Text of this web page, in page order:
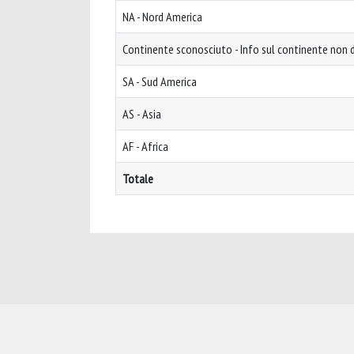
NA - Nord America
Continente sconosciuto - Info sul continente non
SA - Sud America
AS - Asia
AF - Africa
Totale